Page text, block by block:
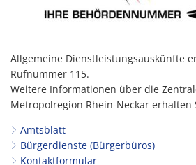
Allgemeine Dienstleistungsauskünfte
Rufnummer 115.
Weitere Informationen über die
Metropolregion Rhein-Neckar erhalten
Amtsblatt
Bürgerdienste (Bürgerbüros)
Kontaktformular